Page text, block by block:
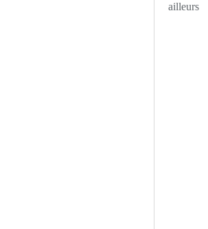
ailleurs